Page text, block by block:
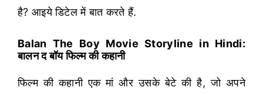
है? आइये डिटेल में बात करते हैं.
Balan The Boy Movie Storyline in Hindi:
बालन द बॉय फिल्म की कहानी
फिल्म की कहानी एक मां और उसके बेटे की है, जो अपने